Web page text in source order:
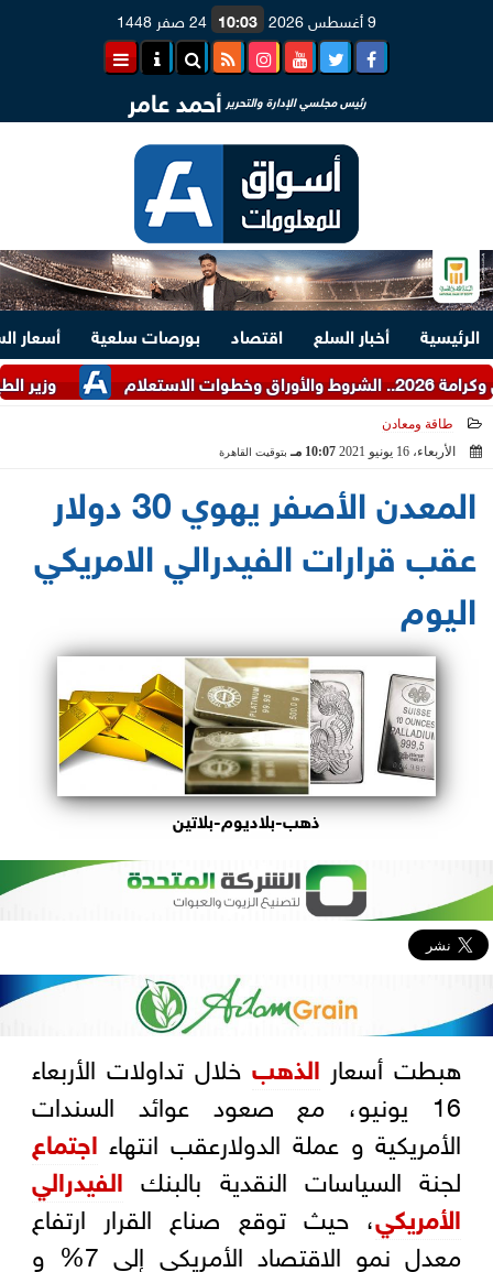
9 أغسطس 2026 10:03 24 صفر 1448
رئيس مجلسي الإدارة والتحرير أحمد عامر
الرئيسية أخبار السلع اقتصاد بورصات سلعية
أسعار
وزير الطيران
طاقة ومعادن
الأربعاء، 16 يونيو 2021
10:07 مـ بتوقيت القاهرة
المعدن الأصفر يهوي 30 دولار
عقب قرارات الفيدرالي الامريكي
اليوم
ذهب-بلاديوم-بلاتين
هبطت أسعار الذهب خلال تداولات الأربعاء
16 يونيو، مع صعود عوائد السندات
الأمريكية و عملة الدولارعقب انتهاء اجتماع
لجنة السياسات النقدية بالبنك الفيدرالي
الأمريكي، حيث توقع صناع القرار ارتفاع
معدل نمو الاقتصاد الأمريكي إلى 7% و